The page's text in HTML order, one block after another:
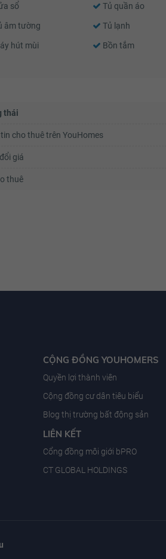
sổ Tủ quần áo
âm tường Tủ lạnh
hút mùi Bồn tắm
thái
cho thuê trên YouHomes
giá
thuê
CỘNG ĐỒNG YOUHOMERS
Quyền lợi thành viên
Cộng đồng cư dân tiêu biểu
Blog thị trường bất động sản
LIÊN KẾT
Cổng đồng môi giới bPRO
CT GLOBAL HOLDINGS